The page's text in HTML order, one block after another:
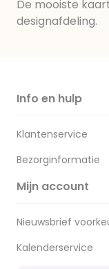
De mooiste
designafdeling.
Info en hulp
Klantenservice
Bezorginformatie
Mijn account
Nieuwsbrief
Kalenderservice